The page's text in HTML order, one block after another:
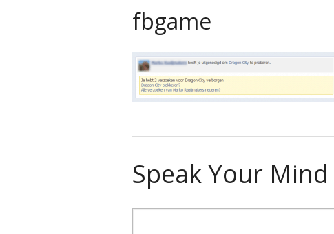
fbgame
Speak Your Mind